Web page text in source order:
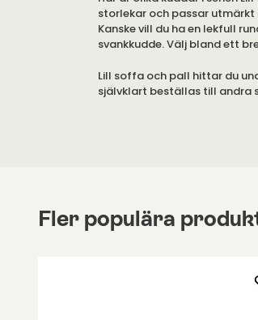
storlekar och passar
Kanske vill du ha en lekfull
svankkudde. Välj bland ett
Lill soffa och pall hittar du
självklart beställas till andra
Fler populära